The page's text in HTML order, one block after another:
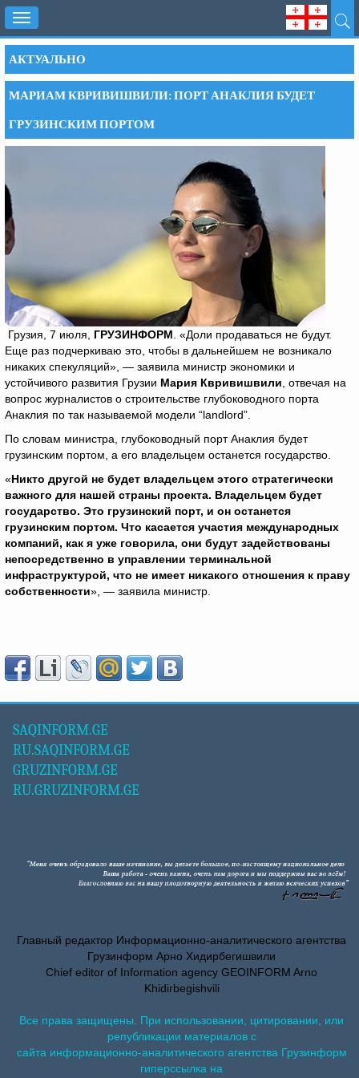
Toggle
navigation
АКТУАЛЬНО
МАРИАМ КВРИВИШВИЛИ: ПОРТ АНАКЛИЯ БУДЕТ
ГРУЗИНСКИМ ПОРТОМ
Грузия, 7 июля, ГРУЗИНФОРМ . «Доли продаваться не будут.
Еще раз подчеркиваю это, чтобы в дальнейшем не возникало
никаких спекуляций», — заявила министр экономики и
устойчивого развития Грузии Мария Квривишвили , отвечая на
вопрос журналистов о строительстве глубоководного порта
Анаклия по так называемой модели “landlord”.
По словам министра, глубоководный порт Анаклия будет
грузинским портом, а его владельцем останется государство.
«Никто другой не будет владельцем этого стратегически
важного для нашей страны проекта. Владельцем будет
государство. Это грузинский порт, и он останется
грузинским портом. Что касается участия международных
компаний, как я уже говорила, они будут задействованы
непосредственно в управлении терминальной
инфраструктурой, что не имеет никакого отношения к праву
собственности», — заявила министр.
SAQINFORM.GE
RU.SAQINFORM.GE
GRUZINFORM.GE
RU.GRUZINFORM.GE
Главный редактор Информационно-аналитического агентства
Грузинформ Арно Хидирбегишвили
Chief editor of Information agency GEOINFORM Arno
Khidirbegishvili
Все права защищены. При использовании, цитировании, или
републикации материалов с
сайта информационно-аналитического агентства Грузинформ
гиперссылка на